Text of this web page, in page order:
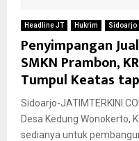
Headline JT Hukrim Sidoarjo
Penyimpangan
SMKN Prambon,
Tumpul Keatas
Sidoarjo-
Desa Kedung Wonokerto,
sedianya untuk